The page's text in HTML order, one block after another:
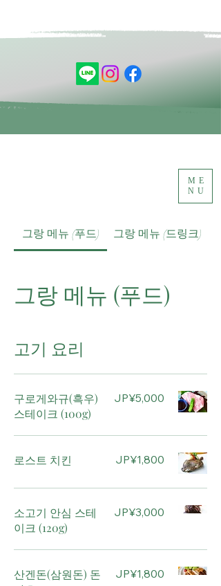
ME
NU
그랑 메뉴 (푸드) 그랑 메뉴 (드링크)
그랑 메뉴 (푸드)
고기 요리
구로게와규(흑우)
스테이크 (100g)
JP¥5,000
로스트 치킨 JP¥1,800
소고기 안심 스테
이크 (120g)
JP¥3,000
산겐돈(삼원돈) 돈
JP¥1,800